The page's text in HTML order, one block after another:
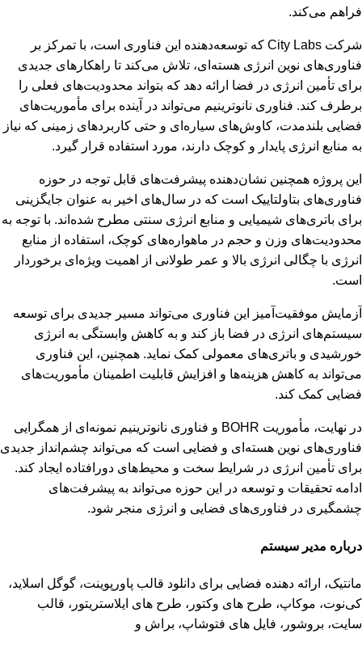
فراهم می‌کند.
شرکت City Labs که توسعه‌دهنده این فناوری است، با تمرکز بر
فناوری‌های نوین انرژی هسته‌ای، تلاش می‌کند تا راهکارهای جدیدی
برای تأمین انرژی در فضا ارائه دهد که بتواند محدودیت‌های فعلی را
برطرف کند. فناوری نانوترینیم می‌تواند در آینده برای مأموریت‌های
فضایی بلندمدت، کاوش‌های سیاره‌ای و حتی کاربردهای زمینی که نیاز
به منابع انرژی پایدار و کوچک دارند، مورد استفاده قرار گیرد.
این پروژه همچنین نشان‌دهنده پیشرفت‌های قابل توجه در حوزه
فناوری‌های بتاولتاییک است که در سال‌های اخیر به عنوان جایگزینی
برای باتری‌های شیمیایی و منابع انرژی سنتی مطرح شده‌اند. با توجه به
محدودیت‌های وزن و حجم در ماهواره‌های کوچک، استفاده از منابع
انرژی با چگالی انرژی بالا و عمر طولانی از اهمیت ویژه‌ای برخوردار
است.
آزمایش موفقیت‌آمیز این فناوری می‌تواند مسیر جدیدی برای توسعه
سیستم‌های انرژی در فضا باز کند و به کاهش وابستگی به انرژی
خورشیدی و باتری‌های معمولی کمک نماید. همچنین، این فناوری
می‌تواند به کاهش هزینه‌ها و افزایش قابلیت اطمینان مأموریت‌های
فضایی کمک کند.
در نهایت، مأموریت BOHR و فناوری نانوترینیم نمونه‌ای از همگرایی
فناوری‌های نوین هسته‌ای و فضایی است که می‌تواند چشم‌انداز جدیدی
برای تأمین انرژی در شرایط سخت و محیط‌های دورافتاده ایجاد کند.
ادامه تحقیقات و توسعه در این حوزه می‌تواند به پیشرفت‌های
چشمگیری در فناوری‌های فضایی و انرژی منجر شود.
درباره مدیر سیستم
مانتیک، ارائه دهنده فضایی برای دانلود قالب پاورپوینت، گوگل اسلاید،
کی‌نوت، موکاپ، طرح های وکتور، طرح های ایلاستریتور، قالب
سایت، بروشور، فایل های فتوشاپ، براش و